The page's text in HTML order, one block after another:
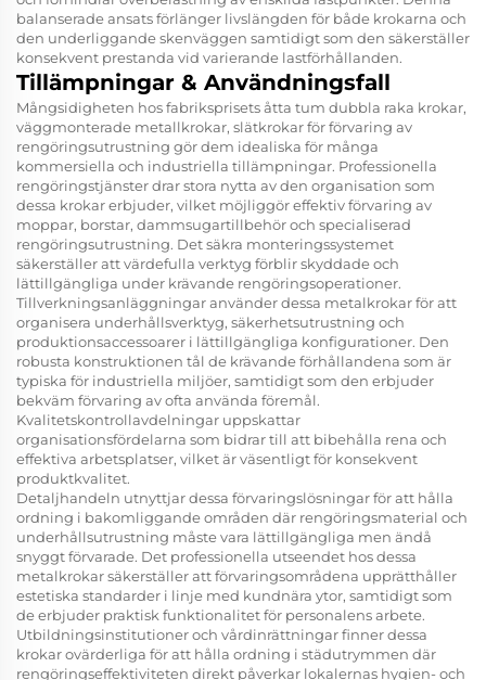
balanserade ansats förlänger livslängden för både krokarna och
den underliggande skenväggen samtidigt som den säkerställer
konsekvent prestanda vid varierande lastförhållanden.
Tillämpningar & Användningsfall
Mångsidigheten hos fabriksprisets åtta tum dubbla raka krokar,
väggmonterade metallkrokar, slätkrokar för förvaring av
rengöringsutrustning gör dem idealiska för många
kommersiella och industriella tillämpningar. Professionella
rengöringstjänster drar stora nytta av den organisation som
dessa krokar erbjuder, vilket möjliggör effektiv förvaring av
moppar, borstar, dammsugartillbehör och specialiserad
rengöringsutrustning. Det säkra monteringssystemet
säkerställer att värdefulla verktyg förblir skyddade och
lättillgängliga under krävande rengöringsoperationer.
Tillverkningsanläggningar använder dessa metalkrokar för att
organisera underhållsverktyg, säkerhetsutrustning och
produktionsaccessoarer i lättillgängliga konfigurationer. Den
robusta konstruktionen tål de krävande förhållandena som är
typiska för industriella miljöer, samtidigt som den erbjuder
bekväm förvaring av ofta använda föremål.
Kvalitetskontrollavdelningar uppskattar
organisationsfördelarna som bidrar till att bibehålla rena och
effektiva arbetsplatser, vilket är väsentligt för konsekvent
produktkvalitet.
Detaljhandeln utnyttjar dessa förvaringslösningar för att hålla
ordning i bakomliggande områden där rengöringsmaterial och
underhållsutrustning måste vara lättillgängliga men ändå
snyggt förvarade. Det professionella utseendet hos dessa
metalkrokar säkerställer att förvaringsområdena upprätthåller
estetiska standarder i linje med kundnära ytor, samtidigt som
de erbjuder praktisk funktionalitet för personalens arbete.
Utbildningsinstitutioner och vårdinrättningar finner dessa
krokar ovärderliga för att hålla ordning i städutrymmen där
rengöringseffektiviteten direkt påverkar lokalernas hygien- och